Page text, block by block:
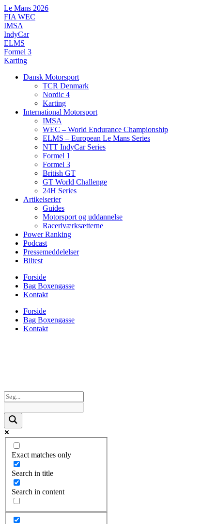
Videre
til
indhold
Le Mans 2026
FIA WEC
IMSA
IndyCar
ELMS
Formel 3
Karting
Dansk Motorsport
TCR Denmark
Nordic 4
Karting
International Motorsport
IMSA
WEC – World Endurance Championship
ELMS – European Le Mans Series
NTT IndyCar Series
Formel 1
Formel 3
British GT
GT World Challenge
24H Series
Artikelserier
Guides
Motorsport og uddannelse
Raceriværksætterne
Power Ranking
Podcast
Pressemeddelelser
Biltest
Forside
Bag Boxengasse
Kontakt
Forside
Bag Boxengasse
Kontakt
Exact matches only
Search in title
Search in content